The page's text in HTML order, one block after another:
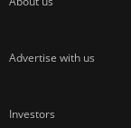
Advertise with us
Investors